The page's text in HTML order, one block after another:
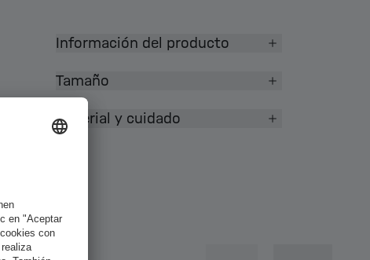
Información del producto
Tamaño
Material y cuidado